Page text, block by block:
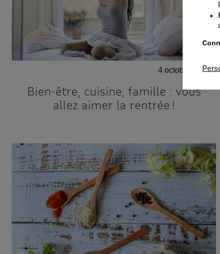
4 octobre 2024
Bien-être, cuisine, famille : vous
allez aimer la rentrée !